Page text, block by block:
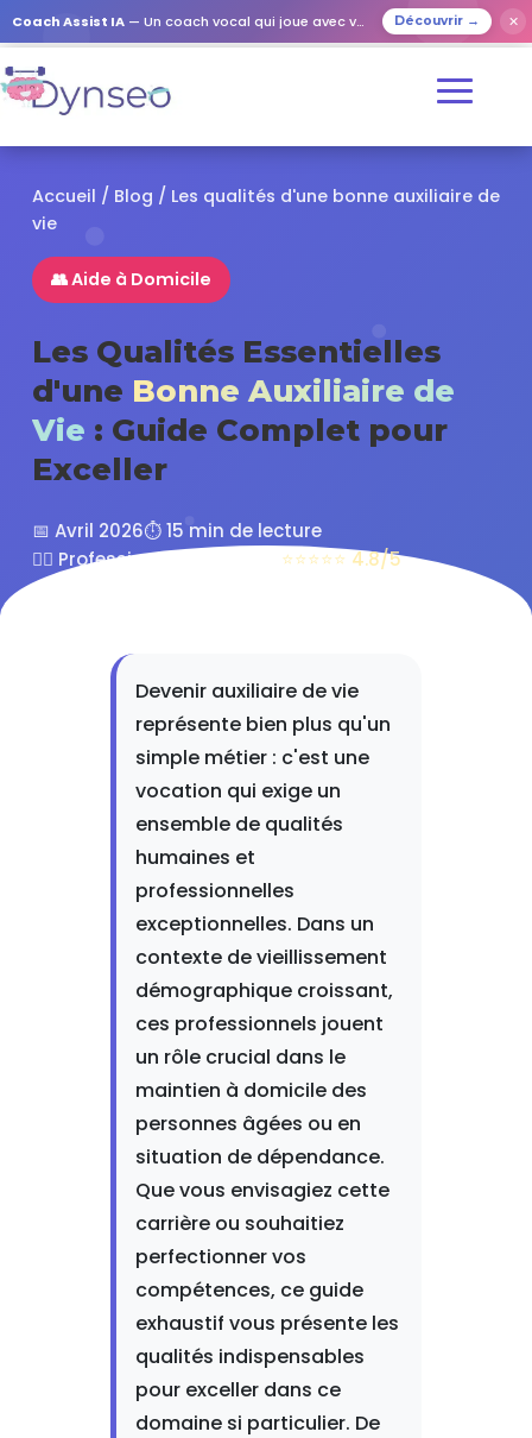
Coach Assist IA — Un coach vocal qui joue avec vos proches Découvrir → ✕
Accueil / Blog / Les qualités d'une bonne auxiliaire de
vie
👥 Aide à Domicile
Les Qualités Essentielles
d'une Bonne Auxiliaire de
Vie : Guide Complet pour
Exceller
📅 Avril 2026⏱️ 15 min de lecture
👨‍⚕️ Professionnels de santé ⭐⭐⭐⭐⭐ 4.8/5
Devenir auxiliaire de vie
représente bien plus qu'un
simple métier : c'est une
vocation qui exige un
ensemble de qualités
humaines et
professionnelles
exceptionnelles. Dans un
contexte de vieillissement
démographique croissant,
ces professionnels jouent
un rôle crucial dans le
maintien à domicile des
personnes âgées ou en
situation de dépendance.
Que vous envisagiez cette
carrière ou souhaitiez
perfectionner vos
compétences, ce guide
exhaustif vous présente les
qualités indispensables
pour exceller dans ce
domaine si particulier. De